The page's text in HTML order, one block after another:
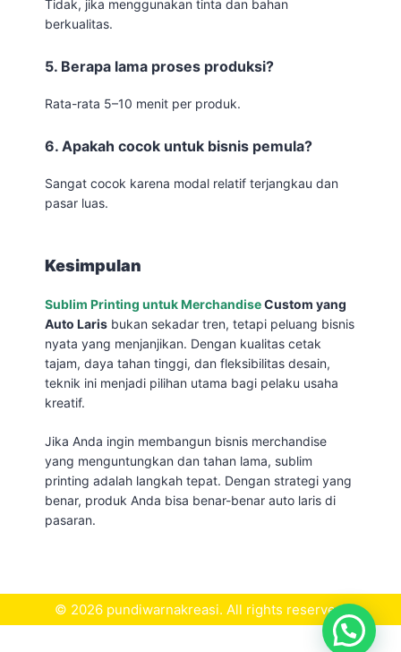
Tidak, jika menggunakan tinta dan bahan
berkualitas.
5. Berapa lama proses produksi?
Rata-rata 5–10 menit per produk.
6. Apakah cocok untuk bisnis pemula?
Sangat cocok karena modal relatif terjangkau dan
pasar luas.
Kesimpulan
Sublim Printing untuk MerchandiseCustom yang
Auto Laris bukan sekadar tren, tetapi peluang bisnis
nyata yang menjanjikan. Dengan kualitas cetak
tajam, daya tahan tinggi, dan fleksibilitas desain,
teknik ini menjadi pilihan utama bagi pelaku usaha
kreatif.
Jika Anda ingin membangun bisnis merchandise
yang menguntungkan dan tahan lama, sublim
printing adalah langkah tepat. Dengan strategi yang
benar, produk Anda bisa benar-benar auto laris di
pasaran.
© 2026 pundiwarnakreasi. All rights reserved.